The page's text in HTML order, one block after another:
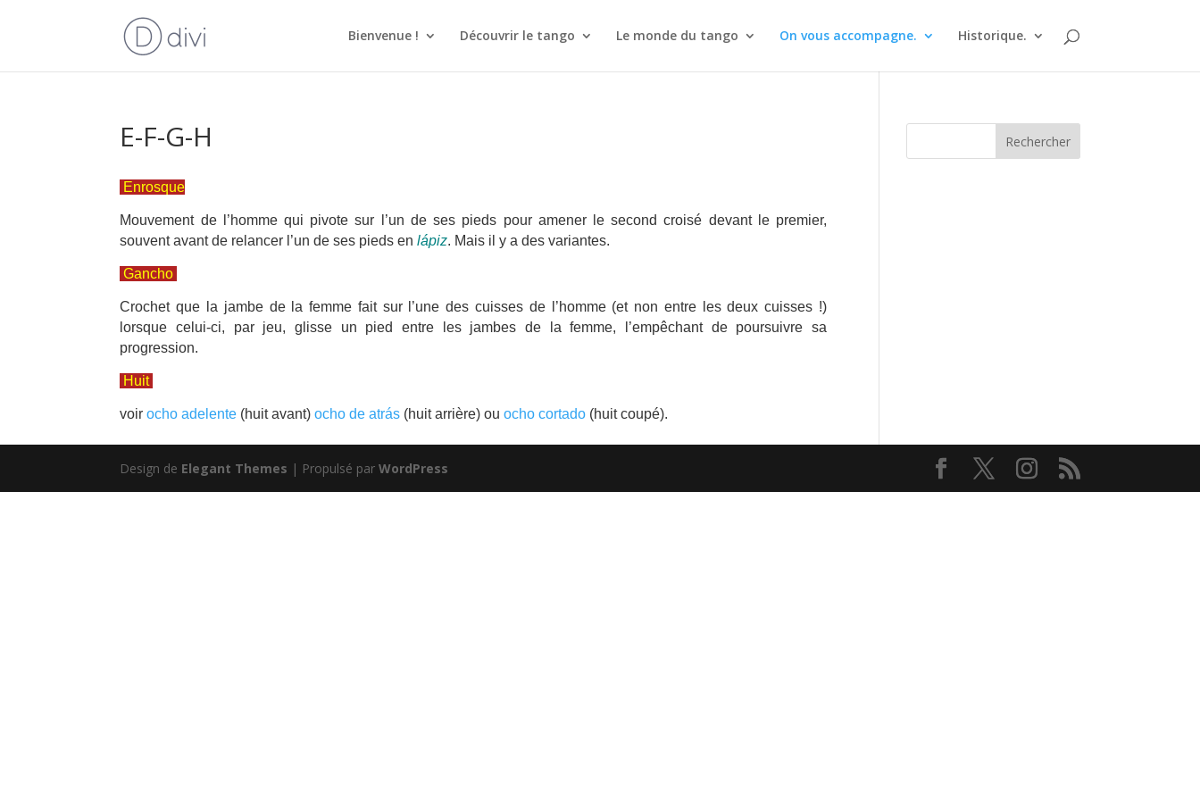
Bienvenue ! Découvrir le tango Le monde du tango On vous accompagne. Historique.
E-F-G-H
Enrosque
Mouvement de l’homme qui pivote sur l’un de ses pieds pour amener le second croisé devant le premier,
souvent avant de relancer l’un de ses pieds enlápiz. Mais il y a des variantes.
Gancho
Crochet que la jambe de la femme fait sur l’une des cuisses de l’homme (et non entre les deux cuisses !)
lorsque celui-ci, par jeu, glisse un pied entre les jambes de la femme, l’empêchant de poursuivre sa
progression.
Huit
voirocho adelente (huit avant)ocho de atrás (huit arrière) ouocho cortado (huit coupé).
Design de Elegant Themes | Propulsé parWordPress